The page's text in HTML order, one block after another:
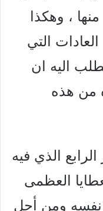
، وهكذا
التي
اليه ان
من هذه
الذي فيه
العظمى
نفسه ومن أجل